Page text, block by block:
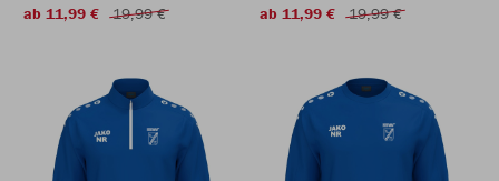
ab 11,99 €
19,99 €
ab 11,99 €
19,99 €